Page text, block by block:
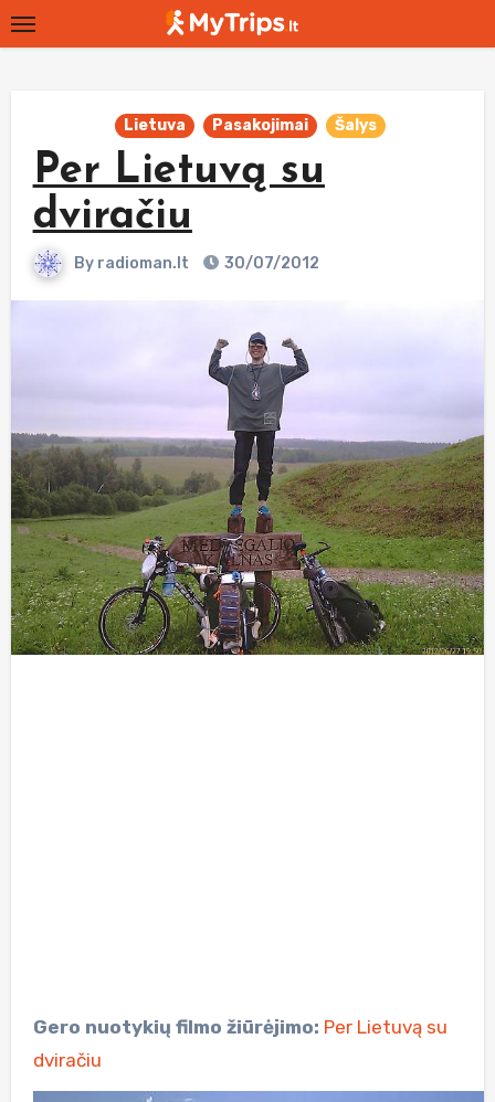
Skip
to
Lietuva Pasakojimai Šalys
Per Lietuvą su
dviračiu
By radioman.lt 30/07/2012
Gero nuotykių filmo žiūrėjimo: Per Lietuvą su
dviračiu